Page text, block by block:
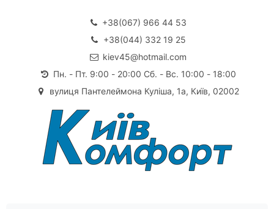
+38(067) 966 44 53
+38(044) 332 19 25
kiev45@hotmail.com
Пн. - Пт. 9:00 - 20:00 Сб. - Вс. 10:00 - 18:00
вулиця Пантелеймона Куліша, 1а, Київ, 02002